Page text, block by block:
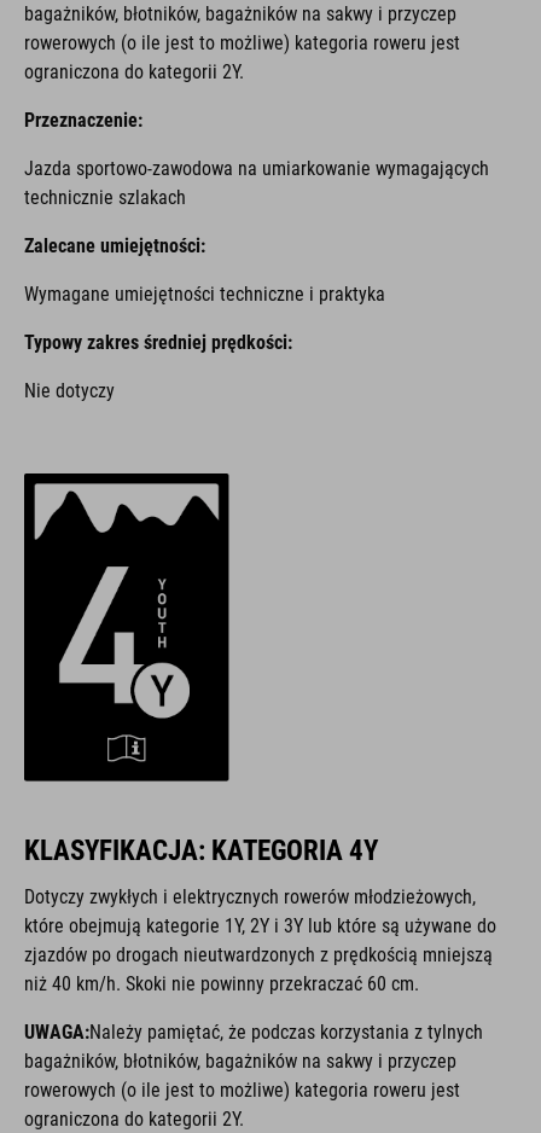
bagażników, błotników, bagażników na sakwy i przyczep
rowerowych (o ile jest to możliwe) kategoria roweru jest
ograniczona do kategorii 2Y.
Przeznaczenie:
Jazda sportowo-zawodowa na umiarkowanie wymagających
technicznie szlakach
Zalecane umiejętności:
Wymagane umiejętności techniczne i praktyka
Typowy zakres średniej prędkości:
Nie dotyczy
KLASYFIKACJA: KATEGORIA 4Y
Dotyczy zwykłych i elektrycznych rowerów młodzieżowych,
które obejmują kategorie 1Y, 2Y i 3Y lub które są używane do
zjazdów po drogach nieutwardzonych z prędkością mniejszą
niż 40 km/h. Skoki nie powinny przekraczać 60 cm.
UWAGA:Należy pamiętać, że podczas korzystania z tylnych
bagażników, błotników, bagażników na sakwy i przyczep
rowerowych (o ile jest to możliwe) kategoria roweru jest
ograniczona do kategorii 2Y.